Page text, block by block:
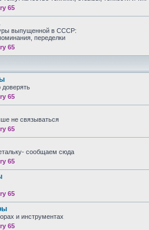
65
выпущенной в СССР:
переделки
65
65
не связываться
65
сообщаем сюда
65
65
и инструментах
65